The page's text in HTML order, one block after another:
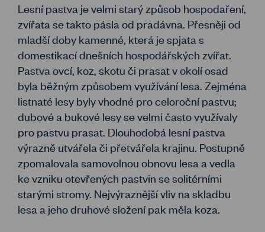
Lesní pastva je velmi starý způsob hospodaření,
zvířata se takto pásla od pradávna. Přesněji od
mladší doby kamenné, která je spjata s
domestikací dnešních hospodářských zvířat.
Pastva ovcí, koz, skotu či prasat v okolí osad
byla běžným způsobem využívání lesa. Zejména
listnaté lesy byly vhodné pro celoroční pastvu;
dubové a bukové lesy se velmi často využívaly
pro pastvu prasat. Dlouhodobá lesní pastva
výrazně utvářela či přetvářela krajinu. Postupně
zpomalovala samovolnou obnovu lesa a vedla
ke vzniku otevřených pastvin se solitérními
starými stromy. Nejvýraznější vliv na skladbu
lesa a jeho druhové složení pak měla koza.